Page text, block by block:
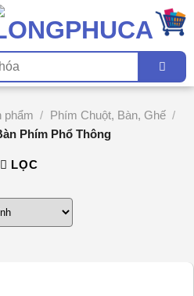
phẩm / Phím Chuột, Bàn, Ghế /
Phím Phổ Thông
LỌC